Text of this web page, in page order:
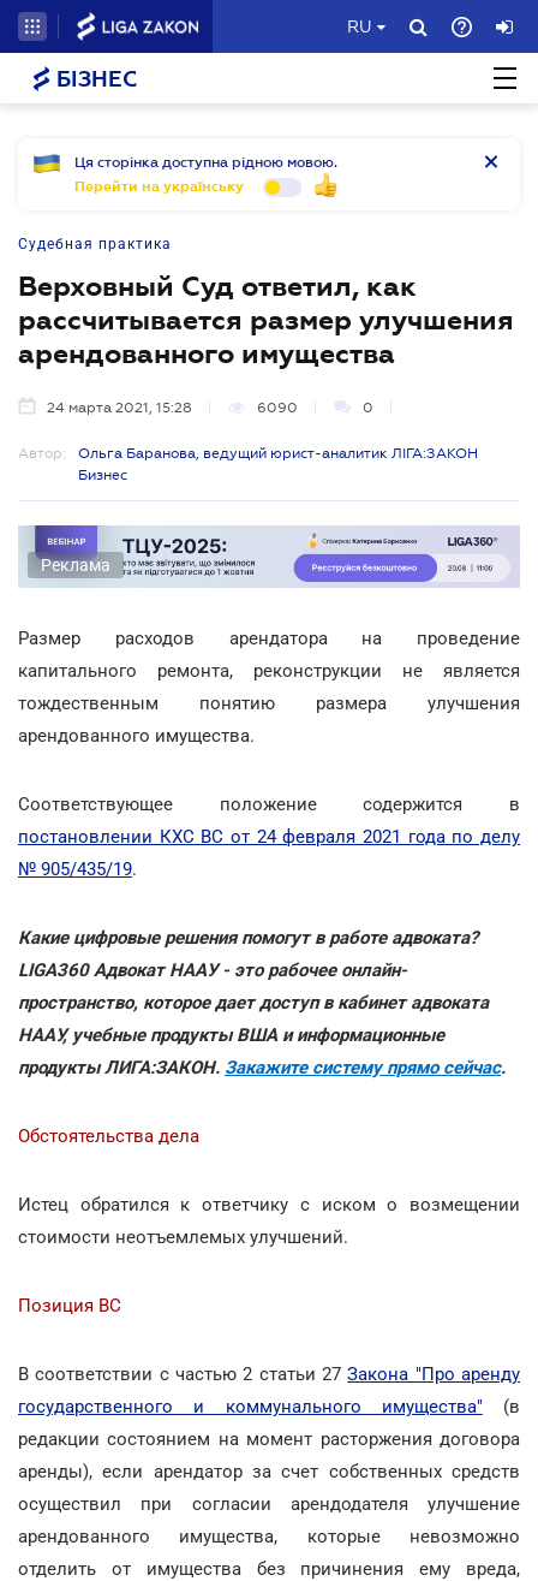
RU
БІЗНЕС
Ця сторінка доступна рідною мовою.
Перейти на українську
Судебная практика
Верховный Суд ответил, как
рассчитывается размер улучшения
арендованного имущества
24 марта 2021, 15:28 6090 0
Автор:
Ольга Баранова, ведущий юрист-аналитик ЛІГА:ЗАКОН
Бизнес
Реклама
Размер расходов арендатора на проведение
капитального ремонта, реконструкции не является
тождественным понятию размера улучшения
арендованного имущества.
Соответствующее положение содержится в
постановлении КХС ВС от 24 февраля 2021 года по делу
№ 905/435/19.
Какие цифровые решения помогут в работе адвоката?
LIGA360 Адвокат НААУ - это рабочее онлайн-
пространство, которое дает доступ в кабинет адвоката
НААУ, учебные продукты ВША и информационные
продукты ЛИГА:ЗАКОН. Закажите систему прямо сейчас.
Обстоятельства дела
Истец обратился к ответчику с иском о возмещении
стоимости неотъемлемых улучшений.
Позиция ВС
В соответствии с частью 2 статьи 27Закона "Про аренду
государственного и коммунального имущества" (в
редакции состоянием на момент расторжения договора
аренды), если арендатор за счет собственных средств
осуществил при согласии арендодателя улучшение
арендованного имущества, которые невозможно
отделить от имущества без причинения ему вреда,